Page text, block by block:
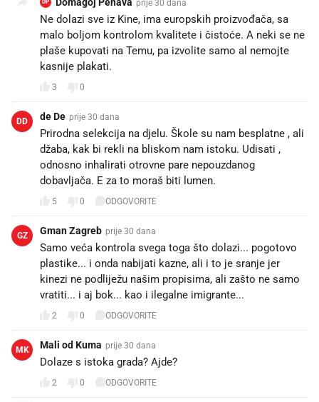
DP prije 30 dana
Ne dolazi sve iz Kine, ima europskih proizvođača, sa
malo boljom kontrolom kvalitete i čistoće. A neki se ne
plaše kupovati na Temu, pa izvolite samo al nemojte
kasnije plakati.
3 0
DD de De prije 30 dana
Prirodna selekcija na djelu. Škole su nam besplatne , ali
džaba, kak bi rekli na bliskom nam istoku. Udisati ,
odnosno inhalirati otrovne pare nepouzdanog
dobavljača. E za to moraš biti lumen.
5 0 ODGOVORITE
GZ Gman Zagreb prije 30 dana
Samo veća kontrola svega toga što dolazi... pogotovo
plastike... i onda nabijati kazne, ali i to je sranje jer
kinezi ne podliježu našim propisima, ali zašto ne samo
vratiti... i aj bok... kao i ilegalne imigrante...
2 0 ODGOVORITE
MK Mali od Kuma prije 30 dana
Dolaze s istoka grada? Ajde?
2 0 ODGOVORITE